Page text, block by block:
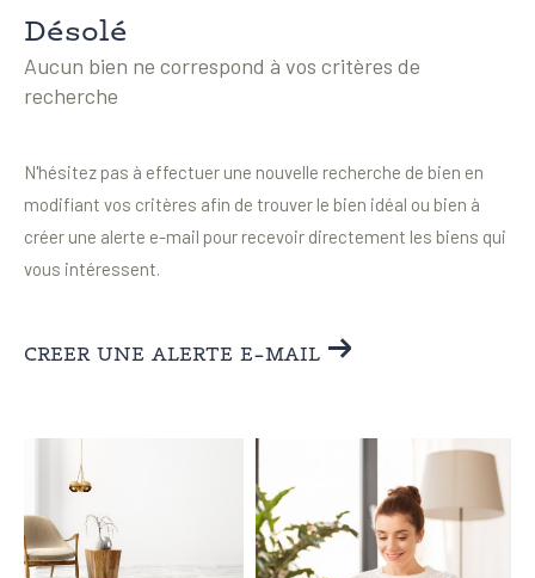
Désolé
Aucun bien ne correspond à vos critères de
recherche
N'hésitez pas à effectuer une nouvelle recherche de bien en
modifiant vos critères afin de trouver le bien idéal ou bien à
créer une alerte e-mail pour recevoir directement les biens qui
vous intéressent.
CREER UNE ALERTE E-MAIL
Pièces
Surface
AFFINER LES CRITÈRES
Terrasse
FILTRER PAR